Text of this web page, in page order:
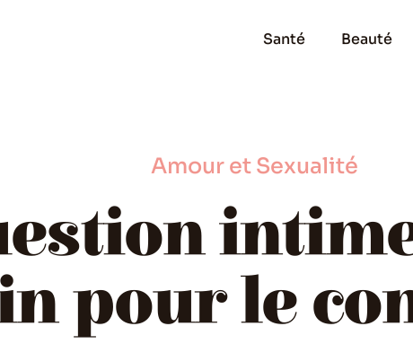
Santé Beauté
Amour et Sexualité
pour le